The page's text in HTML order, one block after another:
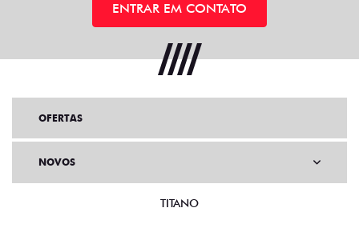
ENTRAR EM CONTATO
OFERTAS
NOVOS
TITANO